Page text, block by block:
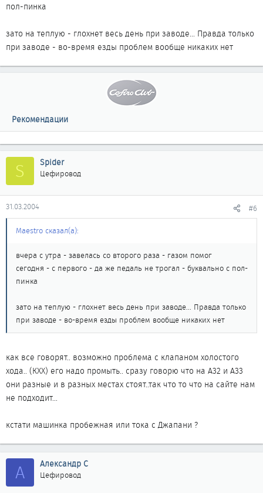
пол-пинка
зато на теплую - глохнет весь день при заводе... Правда только
при заводе - во-время езды проблем вообще никаких нет
Рекомендации
S Spider
Цефировод
31.03.2004 #6
Maestro сказал(а):
вчера с утра - завелась со второго раза - газом помог
сегодня - с первого - да же педаль не трогал - буквально с пол-
пинка
зато на теплую - глохнет весь день при заводе... Правда только
при заводе - во-время езды проблем вообще никаких нет
как все говорят.. возможно проблема с клапаном холостого
хода.. (КХХ) его надо промыть.. сразу говорю что на А32 и А33
они разные и в разных местах стоят..так что то что на сайте нам
не подходит...
кстати машинка пробежная или тока с Джапани ?
А Александр С
Цефировод